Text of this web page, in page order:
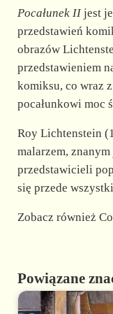
Pocałunek IIjest
przedstawień
obrazów
przedstawieniem
komiksu, co wraz
pocałunkowi moc
Roy Lichtenstein
malarzem,
przedstawicieli
się przede
Zobacz również
Powiązane